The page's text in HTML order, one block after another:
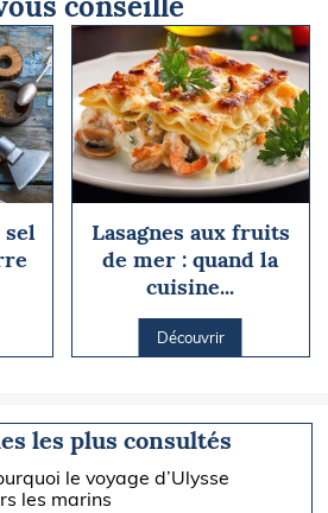
sel
Lasagnes aux fruits
de mer : quand la
cuisine...
Découvrir
les plus consultés
le voyage d’Ulysse
les marins